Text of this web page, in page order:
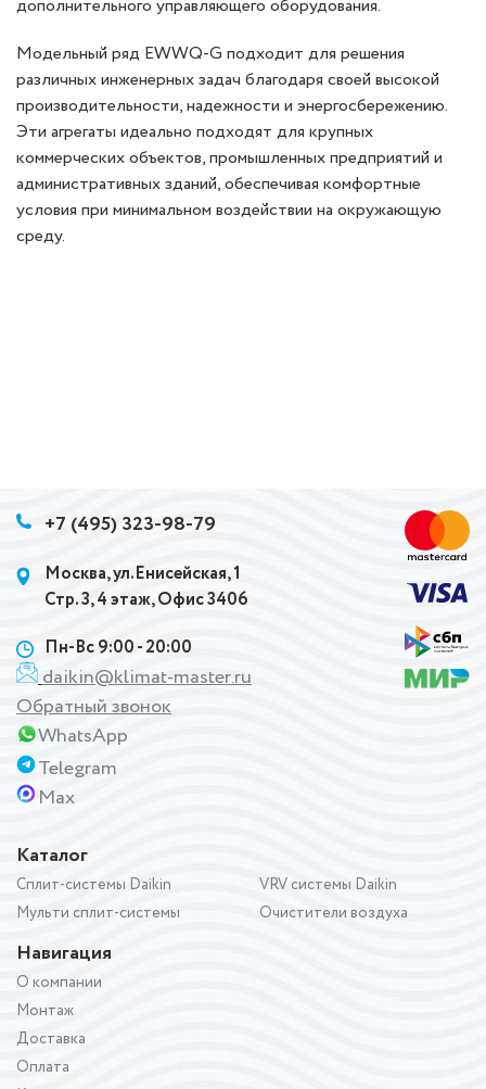
дополнительного управляющего оборудования.
Модельный ряд EWWQ-G подходит для решения
различных инженерных задач благодаря своей высокой
производительности, надежности и энергосбережению.
Эти агрегаты идеально подходят для крупных
коммерческих объектов, промышленных предприятий и
административных зданий, обеспечивая комфортные
условия при минимальном воздействии на окружающую
среду.
Каталог
Сплит-системы Daikin
Мульти сплит-системы
VRV системы Daikin
Очистители воздуха
Навигация
О компании
Монтаж
Доставка
Оплата
+7 (495) 323-98-79
Москва, ул.Енисейская, 1
Стр. 3, 4 этаж, Офис 3406
Пн-Вс 9:00 - 20:00
daikin@klimat-master.ru
Обратный звонок
WhatsApp
Telegram
Max